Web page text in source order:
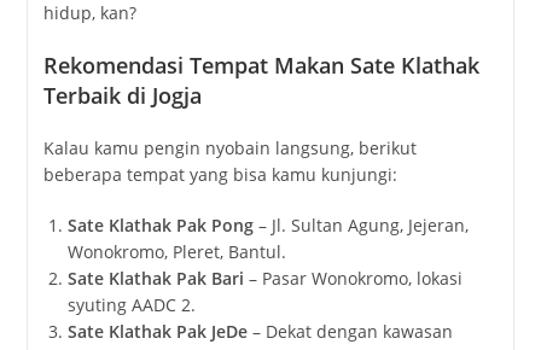
hidup, kan?
Rekomendasi Tempat Makan Sate Klathak
Terbaik di Jogja
Kalau kamu pengin nyobain langsung, berikut
beberapa tempat yang bisa kamu kunjungi:
Sate Klathak Pak Pong– Jl. Sultan Agung, Jejeran,
Wonokromo, Pleret, Bantul.
Sate Klathak Pak Bari – Pasar Wonokromo, lokasi
syuting AADC 2.
Sate Klathak Pak JeDe– Dekat dengan kawasan